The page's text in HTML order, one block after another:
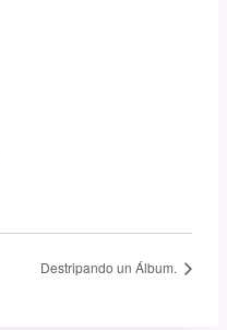
Destripando un Álbum.